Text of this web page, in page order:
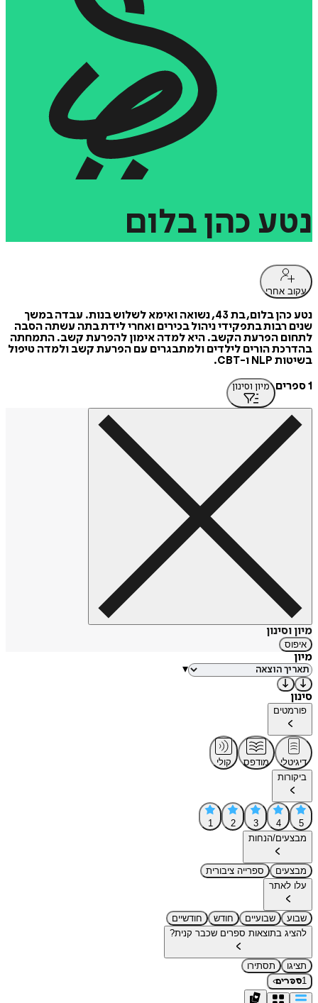
נטע כהן בלום
עקוב אחרי
נטע כהן בלום, בת 43, נשואה ואימא לשלוש בנות. עבדה במשך
שנים רבות בתפקידי ניהול בכירים ואחרי לידת בתה עשתה הסבה
לתחום הפרעת הקשב. היא למדה אימון להפרעת קשב. התמחתה
בהדרכת הורים לילדים ולמתבגרים עם הפרעת קשב ולמדה טיפול
בשיטות NLP ו-CBT.
1 ספרים
מיון וסינון
מיון וסינון
איפוס
מיון
▾
סינון
פורמטים
דיגיטלי מודפס
קולי
ביקורות
5
4
3
2
1
מבצעים/הנחות
מבצעים
ספרייה ציבורית
עלו לאתר
שבוע שבועיים חודש
חודשיים
להציג בתוצאות ספרים שכבר קנית?
תציגו
תסתירו
1ספרים›